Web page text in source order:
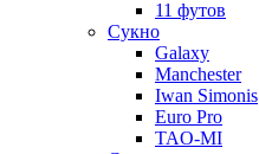
11 футов
Сукно
Galaxy
Manchester
Iwan Simonis
Euro Pro
TAO-MI